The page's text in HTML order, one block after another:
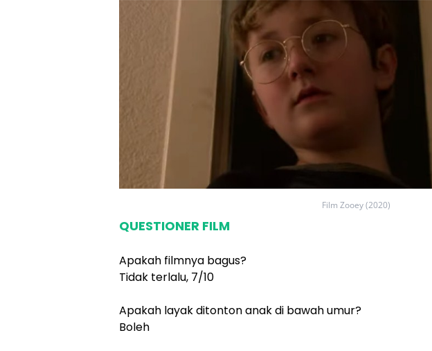
Film Zooey (2020)
QUESTIONER FILM
Apakah filmnya bagus?
Tidak terlalu, 7/10
Apakah layak ditonton anak di bawah umur?
Boleh